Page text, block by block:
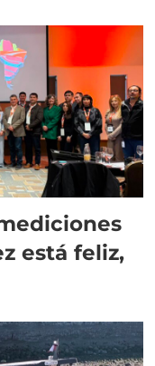
está feliz,